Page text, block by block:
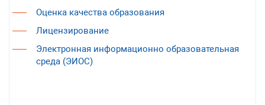
Оценка качества образования
Лицензирование
Электронная информационно образовательная
среда (ЭИОС)